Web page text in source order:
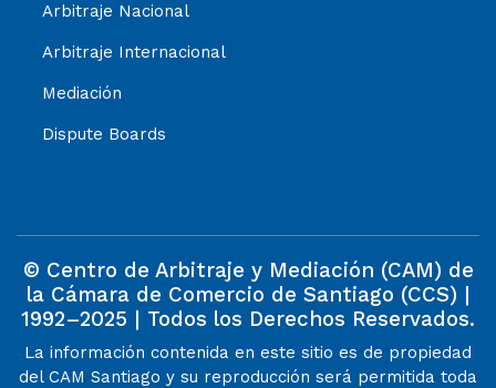
Arbitraje Nacional
Arbitraje Internacional
Mediación
Dispute Boards
© Centro de Arbitraje y Mediación (CAM) de
la Cámara de Comercio de Santiago (CCS) |
1992–2025 | Todos los Derechos Reservados.
La información contenida en este sitio es de propiedad
del CAM Santiago y su reproducción será permitida toda